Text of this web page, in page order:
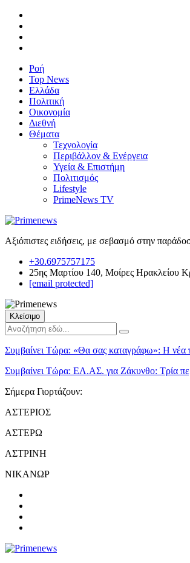
Ροή
Top News
Ελλάδα
Πολιτική
Οικονομία
Διεθνή
Θέματα
Τεχνολογία
Περιβάλλον & Ενέργεια
Υγεία & Επιστήμη
Πολιτισμός
Lifestyle
PrimeNews TV
Αξιόπιστες ειδήσεις, με σεβασμό στην
+30.6975757175
25ης Μαρτίου 140, Μοίρες Ηρακλείου
[email protected]
Κλείσιμο
Συμβαίνει Τώρα: «Θα σας καταγράφω»: Η νέα
Συμβαίνει Τώρα: ΕΛ.ΑΣ. για Ζάκυνθο: Τρία
Σήμερα Γιορτάζουν:
ΑΣΤΕΡΙΟΣ
ΑΣΤΕΡΩ
ΑΣΤΡΙΝΗ
ΝΙΚΑΝΩΡ